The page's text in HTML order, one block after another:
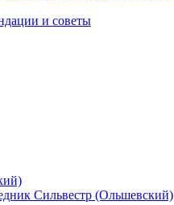
и советы
Сильвестр (Ольшевский)